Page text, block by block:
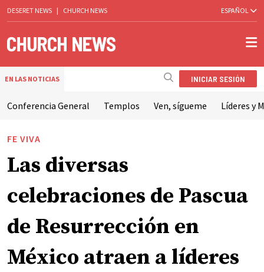
DESERET NEWS | CHURCH NEWS ESPAÑOL
EN LAS NOTICIAS INICIAR SESIÓN
Conferencia General Templos Ven, sígueme Líderes y
FE VIVA
Las diversas
celebraciones de Pascua
de Resurrección en
México atraen a líderes